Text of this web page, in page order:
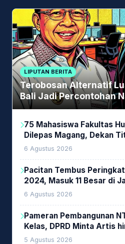
LIPUTAN BERITA
Terobosan Alternatif
Bali Jadi Percontohan
Pembiayaan Daerah
75 Mahasiswa Fakultas
Dilepas Magang, Dekan
Penting
6 Agustus 2026
Pacitan Tembus
2024, Masuk 11 Besar di
6 Agustus 2026
Pameran Pembangunan
Kelas, DPRD Minta Artis
Prioritas
5 Agustus 2026